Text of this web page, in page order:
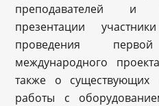
преподавателей и
презентации
проведения
международного
также о существующих
работы с